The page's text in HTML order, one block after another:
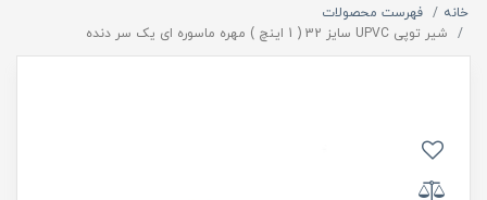
خانه
فهرست محصولات
شیر توپی UPVC سایز 32 ( 1 اینچ ) مهره ماسوره ای یک سر دنده